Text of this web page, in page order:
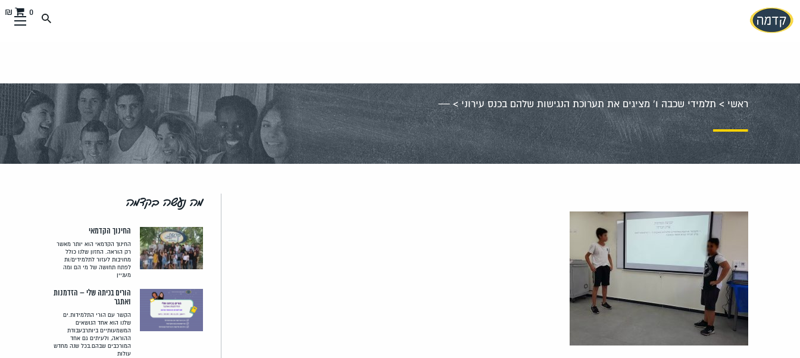
עבור
אל
0 ₪
ראשי>תלמידי שכבה ו' מציגים את תערוכת הנגישות שלהם בכנס עירוני>
—
—
מה נעשה בקדמה
החינוך הקדמאי
החינוך הקדמאי הוא יותר מאשר
רק הוראה. החזון שלנו כולל
מחויבות לעזור לתלמידים/ות
לפתח תחושה של מי הם ומה
מעניין
הורים בכיתה שלי – הזדמנות
ואתגר
הקשר עם הורי התלמידות.ים
שלנו הוא אחד הנושאים
המשמעותיים ביותרבעבודת
ההוראה, ולעיתים גם אחד
המורכבים שבהם.בכל שנה מחדש
עולות